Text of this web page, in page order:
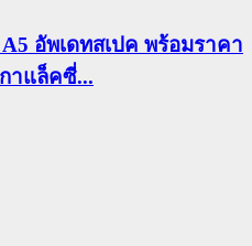
อัพเดทสเปค พร้อมราคา
าแล็คซี่...